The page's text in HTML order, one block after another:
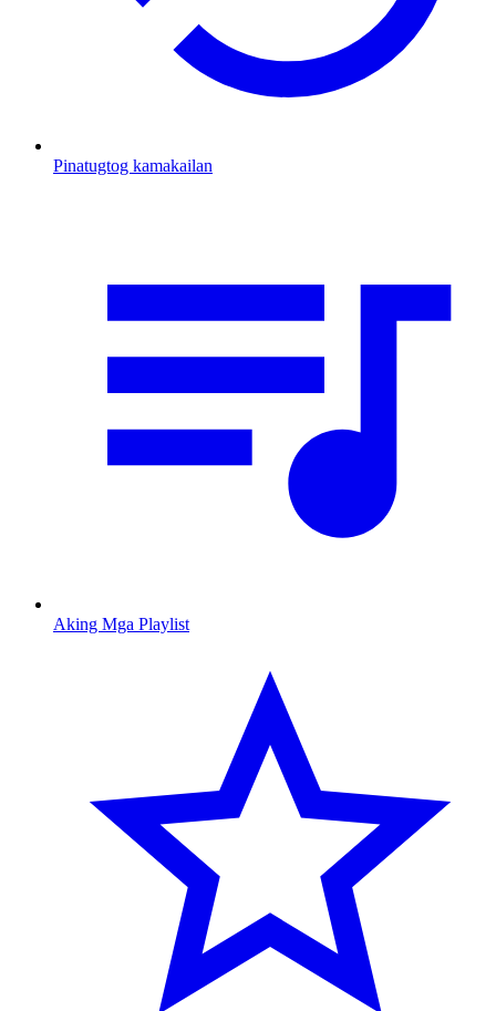
Pinatugtog kamakailan
Aking Mga Playlist